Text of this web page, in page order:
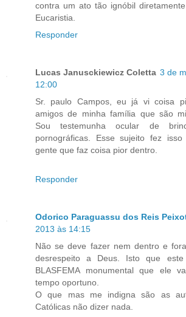
contra um ato tão ignóbil
Eucaristia.
Responder
Lucas Janusckiewicz Coletta 3 de
12:00
Sr. paulo Campos, eu já vi coisa
amigos de minha família que são
Sou testemunha ocular de
pornográficas. Esse sujeito fez
gente que faz coisa pior dentro.
Responder
Odorico Paraguassu dos Reis
2013 às 14:15
Não se deve fazer nem dentro e
desrespeito a Deus. Isto que
BLASFEMA monumental que ele
tempo oportuno.
O que mas me indigna são as
Católicas não dizer nada.